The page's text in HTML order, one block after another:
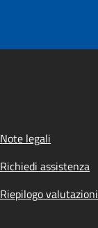
Note legali
Richiedi assistenza
Riepilogo valutazioni